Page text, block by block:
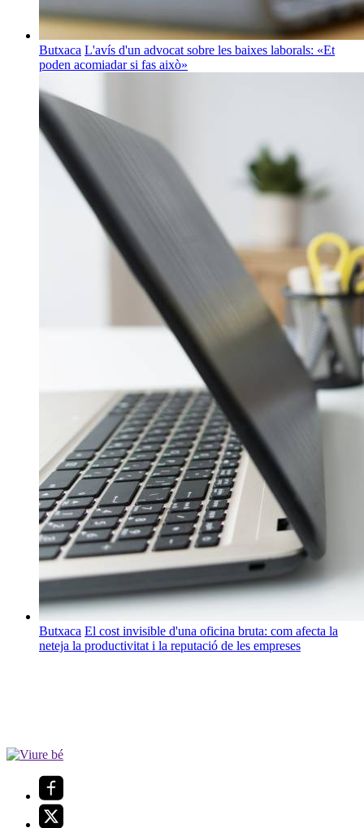
Butxaca L'avís d'un advocat sobre les baixes laborals: «Et
poden acomiadar si fas això»
Butxaca El cost invisible d'una oficina bruta: com afecta la
neteja la productivitat i la reputació de les empreses